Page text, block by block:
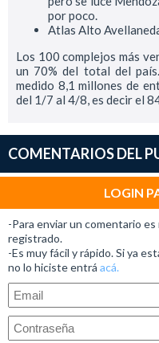
por poco.
Atlas Alto
Los 100 complejos más
un 70% del total del
medido 8,1 millones de
del 1/7 al 4/8, es decir el
COMENTARIOS DEL
LOGIN
-Para enviar un comentario
registrado.
-Es muy fácil y rápido. Si ya
no lo hiciste entrá acá.